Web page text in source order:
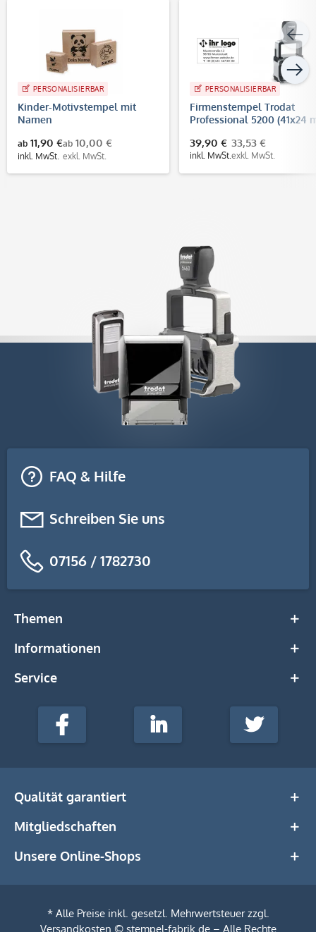
PERSONALISIERBAR
Kinder-Motivstempel mit
Namen
ab 11,90 €
inkl. MwSt.
ab 10,00 €
exkl. MwSt.
PERSONALISIERBAR
Firmenstempel Trodat
Professional 5200 (41x24
39,90 €
inkl. MwSt.
33,53 €
exkl. MwSt.
FAQ & Hilfe
Schreiben Sie uns
07156 / 1782730
Themen
Informationen
Service
stempel-
Media
Facebook LinkedIn Twitter
Qualität garantiert
Mitgliedschaften
Unsere Online-Shops
* Alle Preise inkl. gesetzl. Mehrwertsteuer zzgl.
Versandkosten © stempel-fabrik.de – Alle Rechte